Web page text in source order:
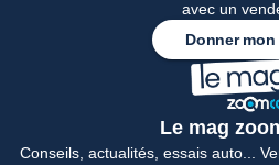
avec un
Donner mon
Le mag
Conseils, actualités, essais auto...